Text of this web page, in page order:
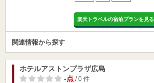
楽天トラベルの宿泊プランを見る
関連情報から探す
ホテルアストンプラザ広島
-点/ 0 件